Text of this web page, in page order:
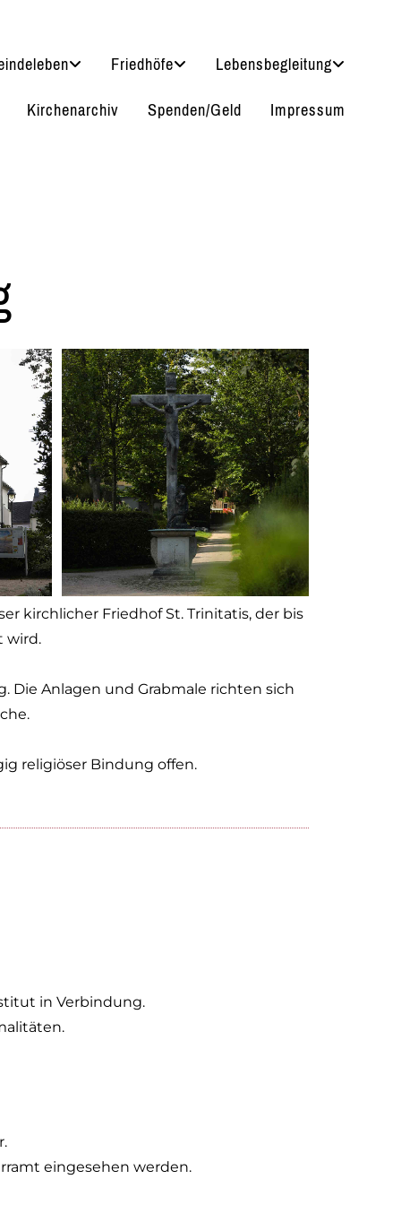
Friedhöfe
Lebensbegleitung
Kirchenarchiv
Spenden/Geld Impressum
kirchlicher Friedhof St. Trinitatis, der bis
wird.
Die Anlagen und Grabmale richten sich
religiöser Bindung offen.
in Verbindung.
eingesehen werden.